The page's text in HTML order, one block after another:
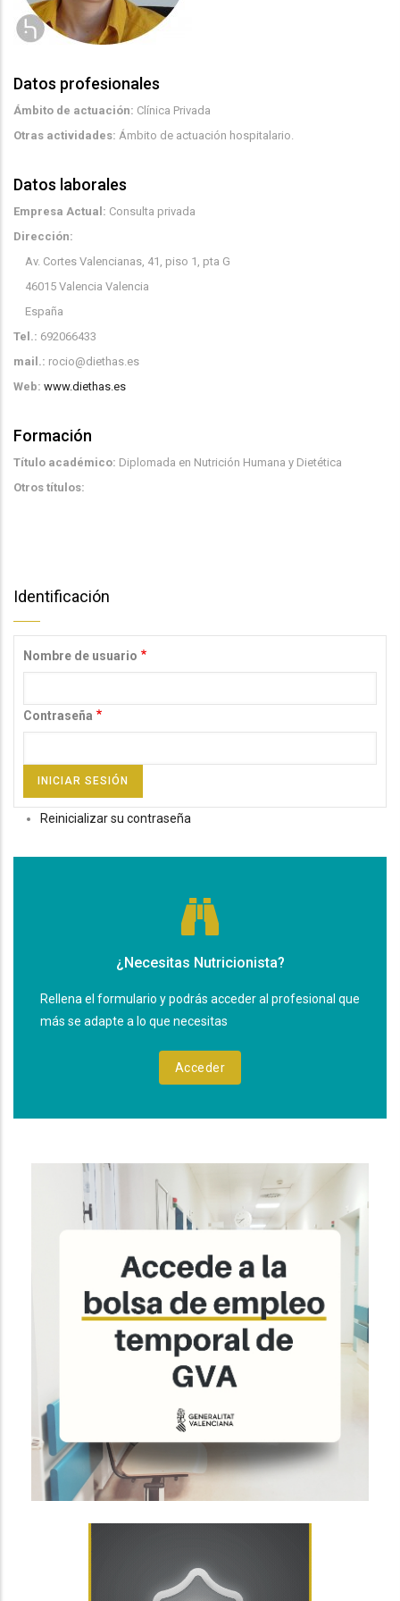
Datos profesionales
Ámbito de actuación: Clínica Privada
Otras actividades: Ámbito de actuación hospitalario.
Datos laborales
Empresa Actual: Consulta privada
Dirección:
Av. Cortes Valencianas, 41, piso 1, pta G
46015 Valencia Valencia
España
Tel.: 692066433
mail.: rocio@diethas.es
Web: www.diethas.es
Formación
Título académico: Diplomada en Nutrición Humana y Dietética
Otros títulos:
Identificación
Nombre de usuario
Contraseña
Reinicializar su contraseña
¿Necesitas Nutricionista?
Rellena el formulario y podrás acceder al profesional que
más se adapte a lo que necesitas
Acceder